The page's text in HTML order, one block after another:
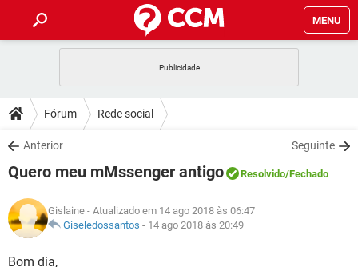
MENU
CELULAR
OUTLOOK
INSTAGRAM GMAIL
GUIA DE COMPRAS
DICAS
JOGOS
INSTAGRAM GMAIL
GUIA DE COMPRAS
DOWNLOADS
JOGOS WHATSAPP
CELULAR
OUTLOOK EXCEL
INSTAGRAM
FÓRUM
JOGOS WHATSAPP
CELULAR
GLOSSÁRIO
JOGOS
Fórum Rede social
Anterior Seguinte
Quero meu mMssenger antigo Resolvido/Fechado
Gislaine - Atualizado em 14 ago 2018 às 06:47
Giseledossantos - 14 ago 2018 às 20:49
Bom dia,